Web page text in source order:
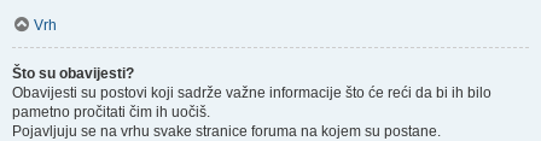
Vrh
Što su obavijesti?
Obavijesti su postovi koji sadrže važne informacije što će reći da bi ih bilo
pametno pročitati čim ih uočiš.
Pojavljuju se na vrhu svake stranice foruma na kojem su postane.